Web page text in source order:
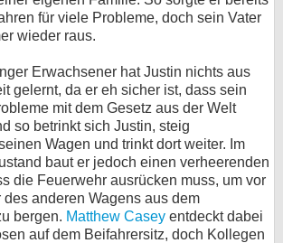
für viele Probleme, doch sein Vater
wieder raus.
Erwachsener hat Justin nichts aus
gelernt, da er eh sicher ist, dass sein
mit dem Gesetz aus der Welt
so betrinkt sich Justin, steig
Wagen und trinkt dort weiter. Im
baut er jedoch einen verheerenden
die Feuerwehr ausrücken muss, um vor
anderen Wagens aus dem
bergen. Matthew Casey entdeckt dabei
auf dem Beifahrersitz, doch Kollegen
Cookie-Einstellungen
Desktop-Ansicht
myFanbase